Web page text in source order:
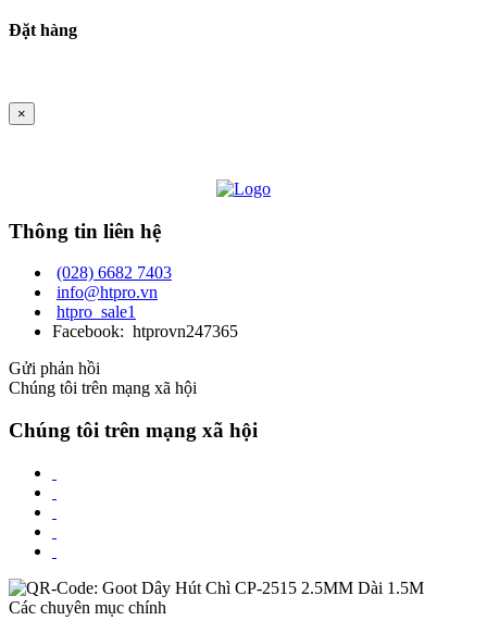
Đặt hàng
×
Thông tin liên hệ
(028) 6682 7403
info@htpro.vn
htpro_sale1
Facebook: htprovn247365
Gửi phản hồi
Chúng tôi trên mạng xã hội
Chúng tôi trên mạng xã hội
Các chuyên mục chính